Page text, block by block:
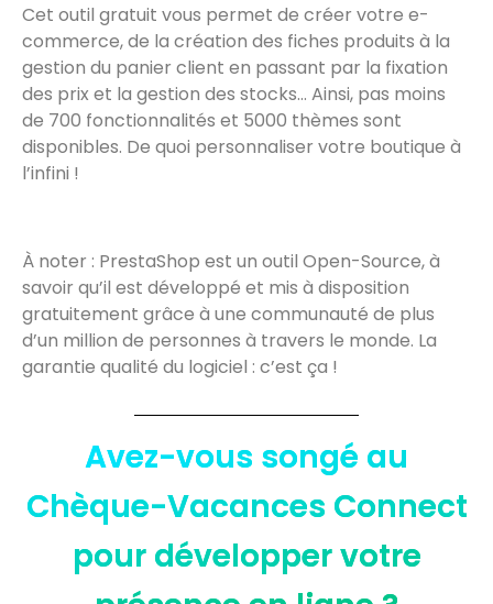
Cet outil gratuit vous permet de créer votre e-
commerce, de la création des fiches produits à la
gestion du panier client en passant par la fixation
des prix et la gestion des stocks… Ainsi, pas moins
de 700 fonctionnalités et 5000 thèmes sont
disponibles. De quoi personnaliser votre boutique à
l’infini !
À noter : PrestaShop est un outil Open-Source, à
savoir qu’il est développé et mis à disposition
gratuitement grâce à une communauté de plus
d’un million de personnes à travers le monde. La
garantie qualité du logiciel : c’est ça !
Avez-vous songé au
Chèque-Vacances Connect
pour développer votre